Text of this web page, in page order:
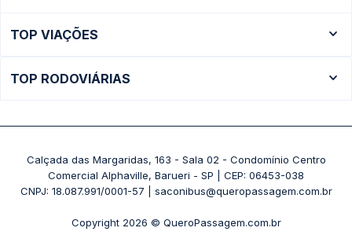
Ônibus São Paulo
TOP VIAÇÕES
Passagens Pássaro Marron
+ Viações
TOP RODOVIÁRIAS
Rodoviária Belo Horizonte - Gov. Israel Pinheiro (Tergip)
Rodoviária Curitiba
+ Rodoviárias
Calçada das Margaridas, 163 - Sala 02 - Condomínio Centro
Comercial Alphaville, Barueri - SP | CEP: 06453-038
CNPJ: 18.087.991/0001-57 | saconibus@queropassagem.com.br
Copyright 2026 © QueroPassagem.com.br